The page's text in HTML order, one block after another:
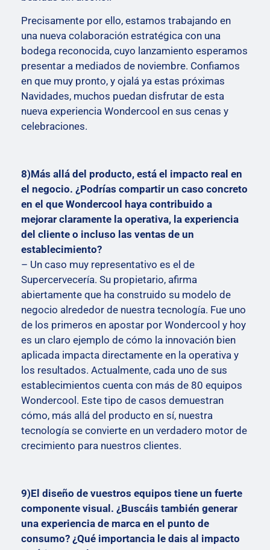
Precisamente por ello, estamos trabajando en
una nueva colaboración estratégica con una
bodega reconocida, cuyo lanzamiento esperamos
presentar a mediados de noviembre. Confiamos
en que muy pronto, y ojalá ya estas próximas
Navidades, muchos puedan disfrutar de esta
nueva experiencia Wondercool en sus cenas y
celebraciones.
8)Más allá del producto, está el impacto real en
el negocio. ¿Podrías compartir un caso concreto
en el que Wondercool haya contribuido a
mejorar claramente la operativa, la experiencia
del cliente o incluso las ventas de un
establecimiento?
– Un caso muy representativo es el de
Supercervecería. Su propietario, afirma
abiertamente que ha construido su modelo de
negocio alrededor de nuestra tecnología. Fue uno
de los primeros en apostar por Wondercool y hoy
es un claro ejemplo de cómo la innovación bien
aplicada impacta directamente en la operativa y
los resultados. Actualmente, cada uno de sus
establecimientos cuenta con más de 80 equipos
Wondercool. Este tipo de casos demuestran
cómo, más allá del producto en sí, nuestra
tecnología se convierte en un verdadero motor de
crecimiento para nuestros clientes.
9)El diseño de vuestros equipos tiene un fuerte
componente visual. ¿Buscáis también generar
una experiencia de marca en el punto de
consumo? ¿Qué importancia le dais al impacto